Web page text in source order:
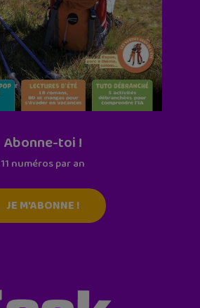
Abonne-toi !
11 numéros par an
JE M'ABONNE !